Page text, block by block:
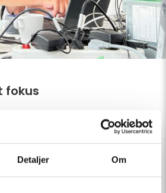
Detaljer Om
fokus
målrettet på at: